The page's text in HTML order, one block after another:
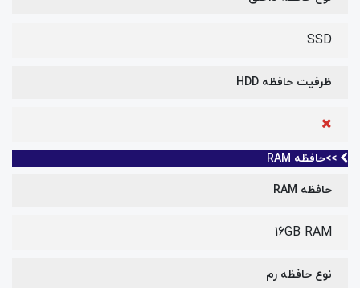
SSD
ظرفیت حافظه HDD
>>حافظه RAM
حافظه RAM
16GB RAM
نوع حافظه رم